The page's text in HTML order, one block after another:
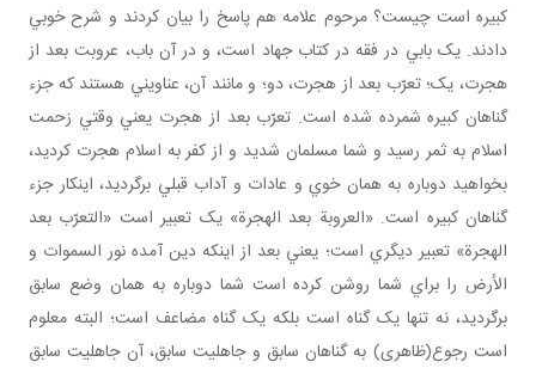
کبيره است چيست؟ مرحوم علامه هم پاسخ را بيان کردند و شرح خوبي
دادند. يک بابي در فقه در کتاب جهاد است، و در آن باب، عروبت بعد از
هجرت، يک؛ تعرّب بعد از هجرت، دو؛ و مانند آن، عناويني هستند که جزء
گناهان کبيره شمرده شده است. تعرّب بعد از هجرت يعني وقتي زحمت
اسلام به ثمر رسيد و شما مسلمان شديد و از کفر به اسلام هجرت کرديد،
بخواهيد دوباره به همان خوي و عادات و آداب قبلي برگرديد، اين­کار جزء
گناهان کبيره است. «العروبة بعد الهجرة» يک تعبير است «التعرّب بعد
الهجرة» تعبير ديگري است؛ يعني بعد از اينکه دين آمده نور السموات و
الأرض را براي شما روشن کرده است شما دوباره به همان وضع سابق
برگرديد، نه تنها يک گناه است بلکه يک گناه مضاعف است؛ البته معلوم
است رجوع(ظاهری) به گناهان سابق و جاهليت سابق، آن جاهليت سابق